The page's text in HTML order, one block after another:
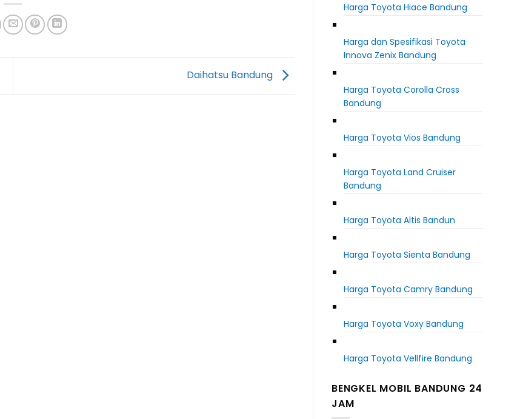
Daihatsu Bandung
Harga Toyota Hiace Bandung
Harga dan Spesifikasi Toyota
Innova Zenix Bandung
Harga Toyota Corolla Cross
Bandung
Harga Toyota Vios Bandung
Harga Toyota Land Cruiser
Bandung
Harga Toyota Altis Bandun
Harga Toyota Sienta Bandung
Harga Toyota Camry Bandung
Harga Toyota Voxy Bandung
Harga Toyota Vellfire Bandung
BENGKEL MOBIL BANDUNG 24
JAM